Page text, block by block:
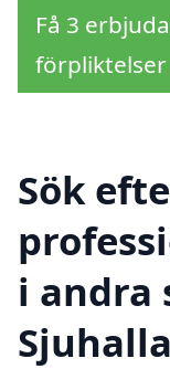
Få 3
förpliktelser
Sök
i andra
Sjuhalla